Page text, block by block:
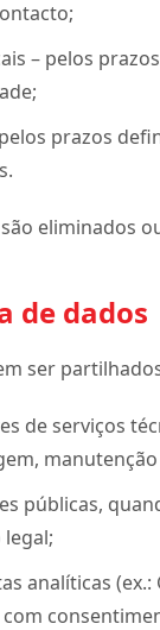
– pelos
prazos
eliminados
de dados
ser
de serviços
públicas,
analíticas (ex.: